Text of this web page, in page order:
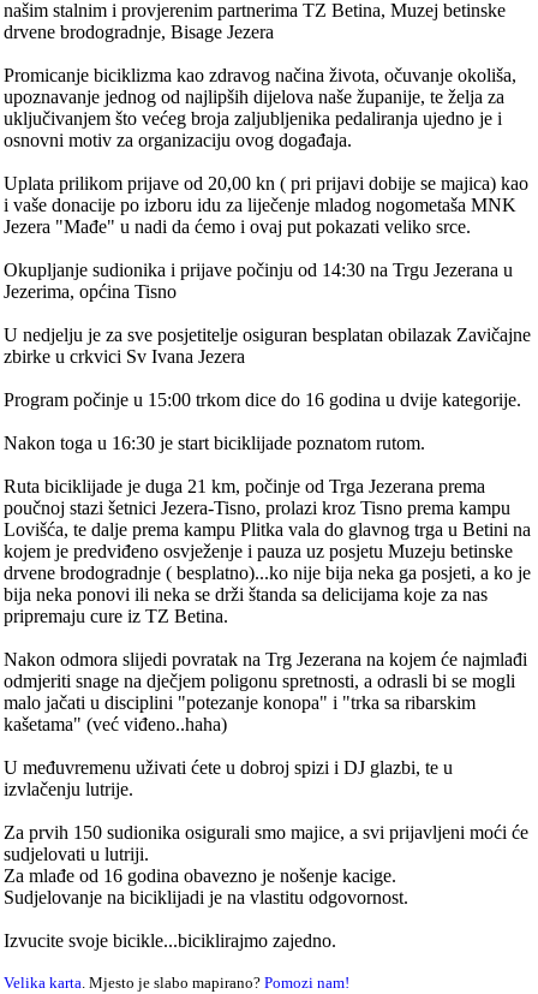
našim stalnim i provjerenim partnerima TZ Betina, Muzej betinske
drvene brodogradnje, Bisage Jezera
Promicanje biciklizma kao zdravog načina života, očuvanje okoliša,
upoznavanje jednog od najlipših dijelova naše županije, te želja za
uključivanjem što većeg broja zaljubljenika pedaliranja ujedno je i
osnovni motiv za organizaciju ovog događaja.
Uplata prilikom prijave od 20,00 kn ( pri prijavi dobije se majica) kao
i vaše donacije po izboru idu za liječenje mladog nogometaša MNK
Jezera "Mađe" u nadi da ćemo i ovaj put pokazati veliko srce.
Okupljanje sudionika i prijave počinju od 14:30 na Trgu Jezerana u
Jezerima, općina Tisno
U nedjelju je za sve posjetitelje osiguran besplatan obilazak Zavičajne
zbirke u crkvici Sv Ivana Jezera
Program počinje u 15:00 trkom dice do 16 godina u dvije kategorije.
Nakon toga u 16:30 je start biciklijade poznatom rutom.
Ruta biciklijade je duga 21 km, počinje od Trga Jezerana prema
poučnoj stazi šetnici Jezera-Tisno, prolazi kroz Tisno prema kampu
Lovišća, te dalje prema kampu Plitka vala do glavnog trga u Betini na
kojem je predviđeno osvježenje i pauza uz posjetu Muzeju betinske
drvene brodogradnje ( besplatno)...ko nije bija neka ga posjeti, a ko je
bija neka ponovi ili neka se drži štanda sa delicijama koje za nas
pripremaju cure iz TZ Betina.
Nakon odmora slijedi povratak na Trg Jezerana na kojem će najmlađi
odmjeriti snage na dječjem poligonu spretnosti, a odrasli bi se mogli
malo jačati u disciplini "potezanje konopa" i "trka sa ribarskim
kašetama" (već viđeno..haha)
U međuvremenu uživati ćete u dobroj spizi i DJ glazbi, te u
izvlačenju lutrije.
Za prvih 150 sudionika osigurali smo majice, a svi prijavljeni moći će
sudjelovati u lutriji.
Za mlađe od 16 godina obavezno je nošenje kacige.
Sudjelovanje na biciklijadi je na vlastitu odgovornost.
Izvucite svoje bicikle...biciklirajmo zajedno.
Velika karta. Mjesto je slabo mapirano?Pomozi nam!